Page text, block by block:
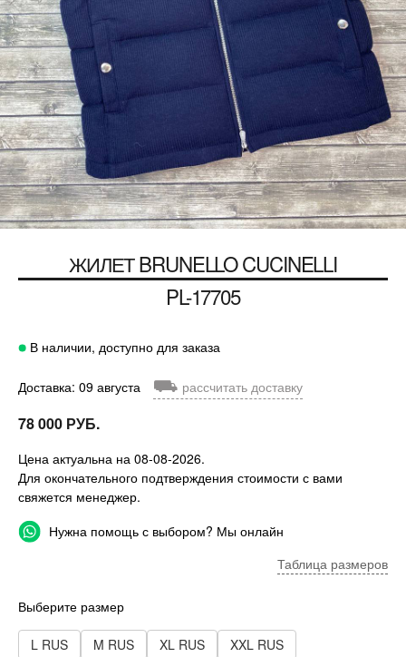
ЖИЛЕТBRUNELLO CUCINELLI
PL-17705
В наличии, доступно для заказа
Доставка: 09 августа ⛟ рассчитать доставку
78 000 РУБ.
Цена актуальна на 08-08-2026.
Для окончательного подтверждения стоимости с вами
свяжется менеджер.
Нужна помощь с выбором? Мы онлайн
Таблица размеров
Выберите размер
L RUS M RUS XL RUS XXL RUS